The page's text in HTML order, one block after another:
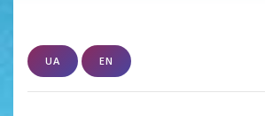
UA EN